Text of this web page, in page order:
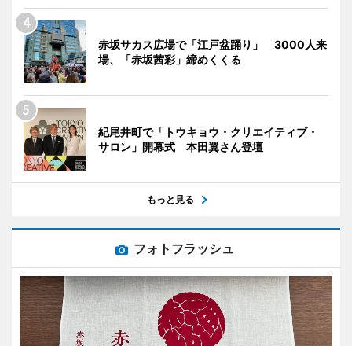
赤坂サカス広場で「江戸盆踊り」 3000人来
場、「赤坂茜彩」締めくくる
紀尾井町で「トウキョウ・クリエイティブ・
サロン」開幕式 本田翼さん登壇
もっと見る
フォトフラッシュ